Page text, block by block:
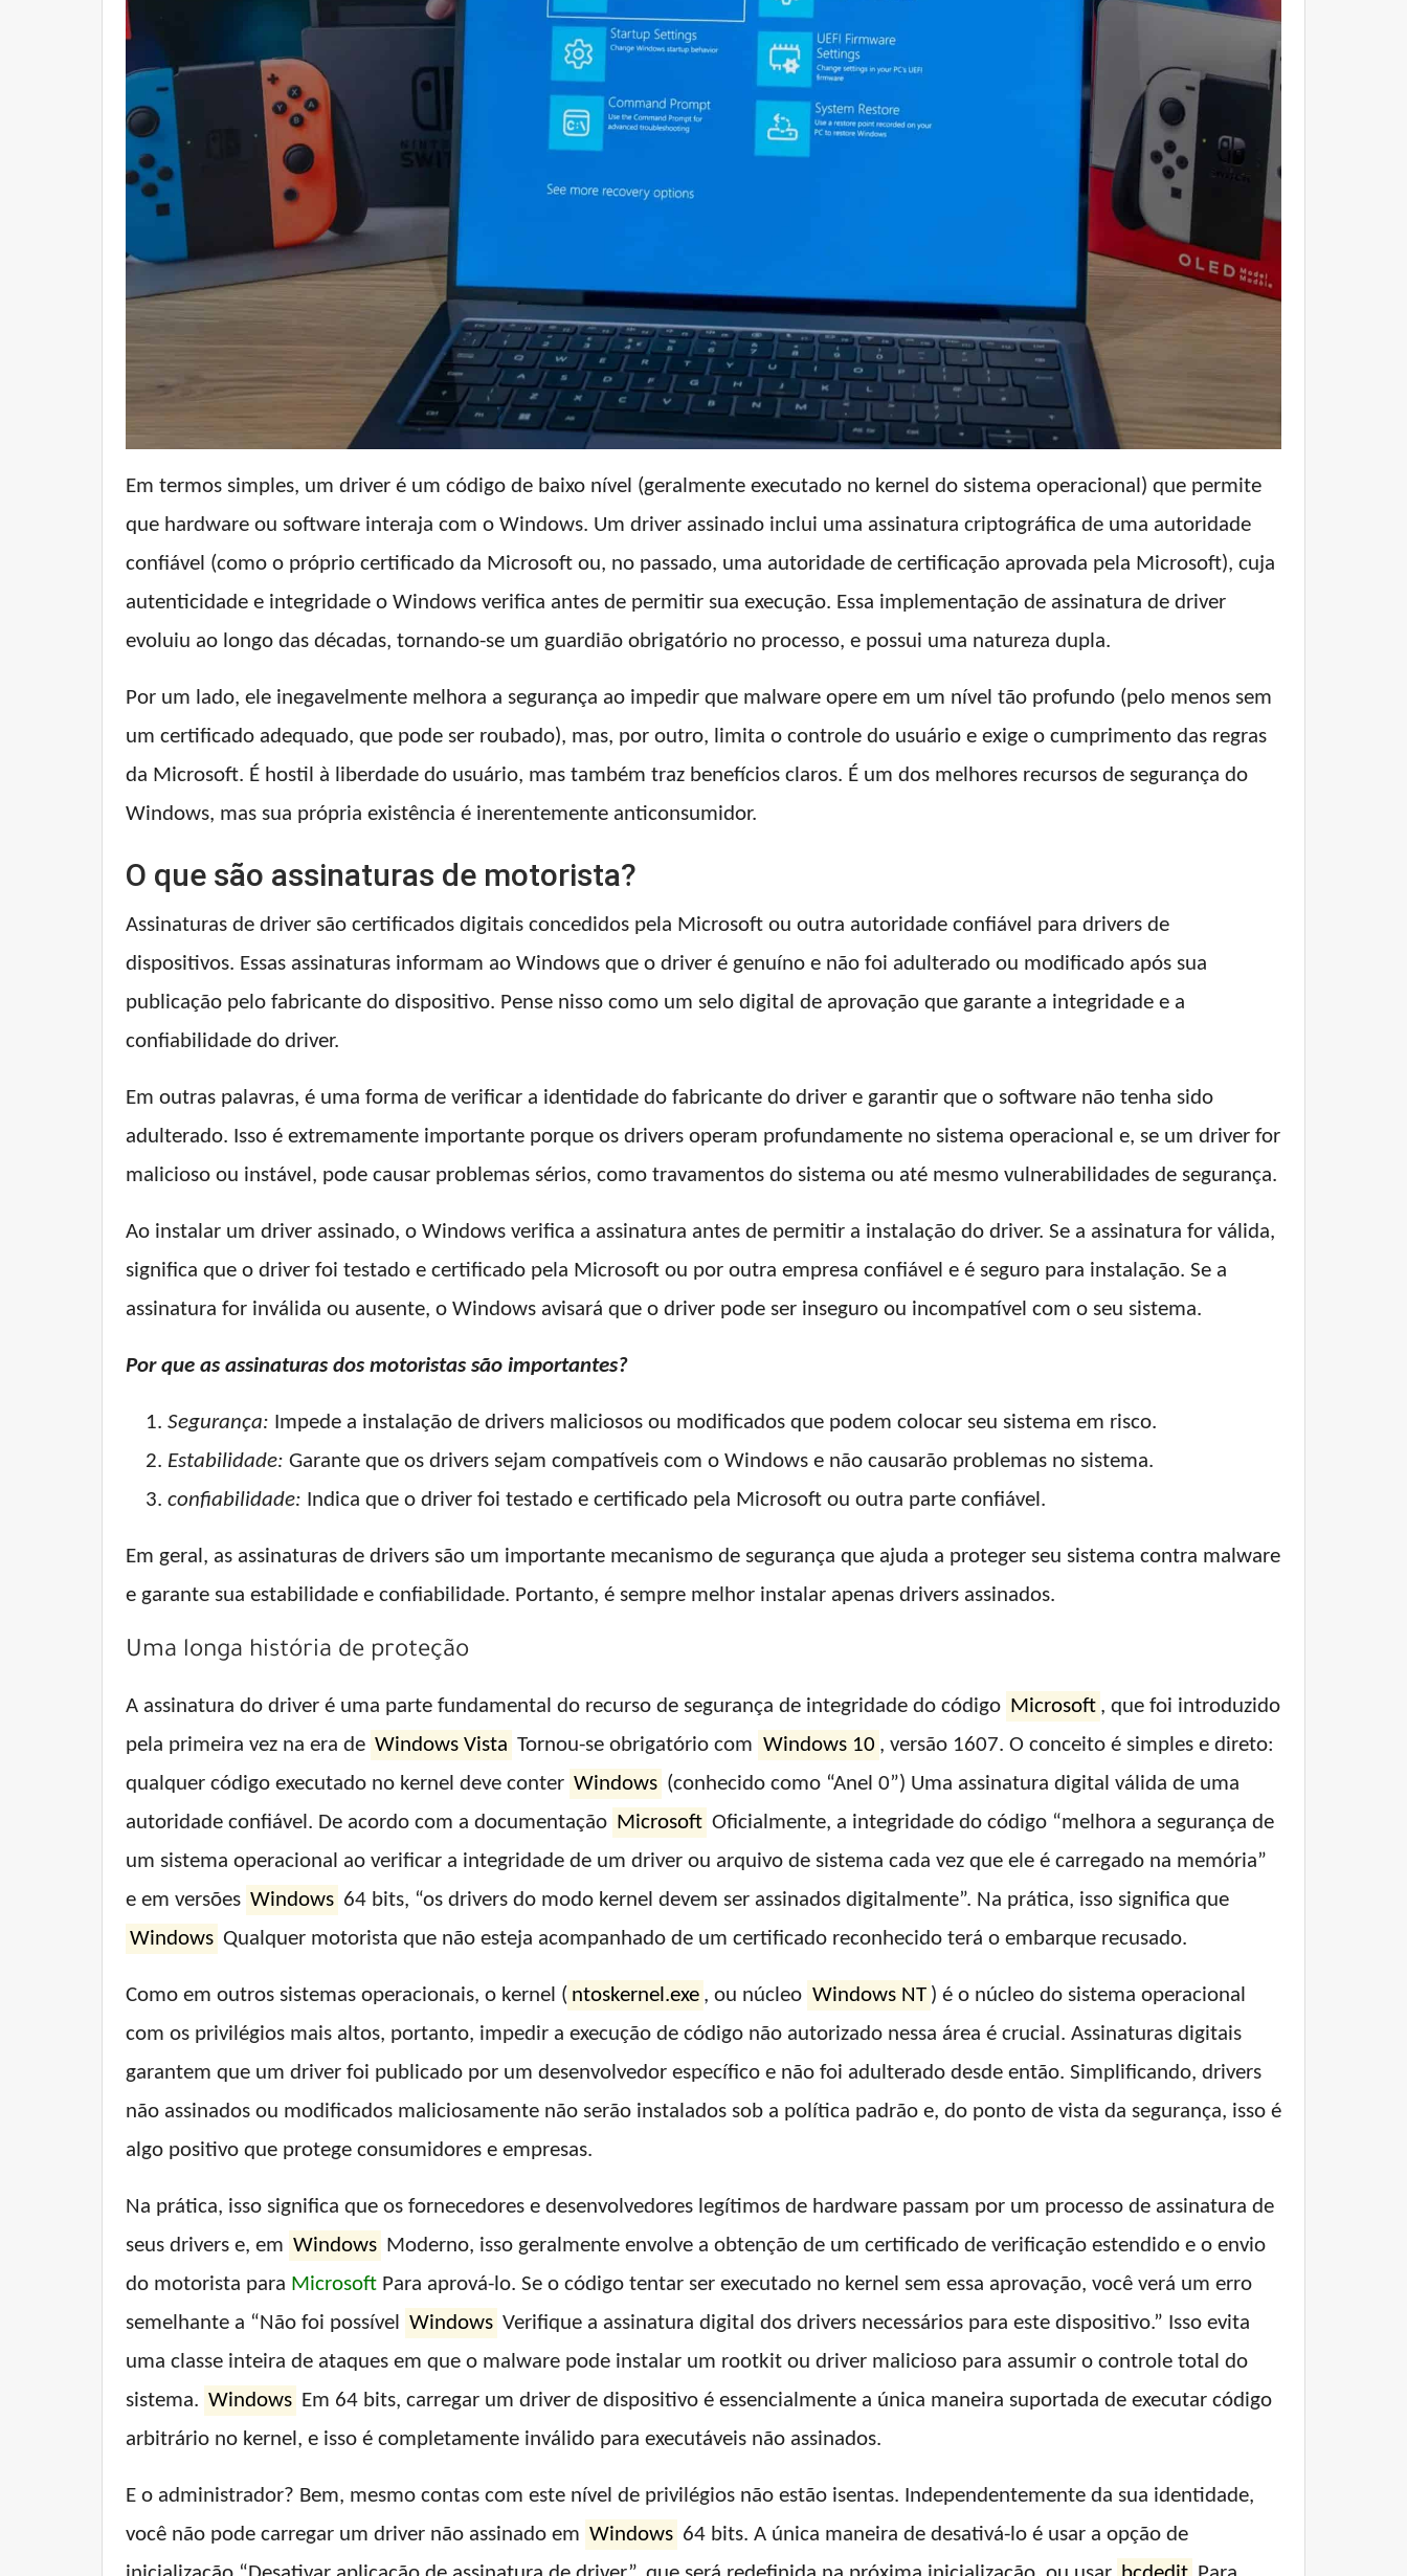
Em termos simples, um driver é um código de baixo nível (geralmente executado no kernel do sistema operacional) que permite
que hardware ou software interaja com o Windows. Um driver assinado inclui uma assinatura criptográfica de uma autoridade
confiável (como o próprio certificado da Microsoft ou, no passado, uma autoridade de certificação aprovada pela Microsoft), cuja
autenticidade e integridade o Windows verifica antes de permitir sua execução. Essa implementação de assinatura de driver
evoluiu ao longo das décadas, tornando-se um guardião obrigatório no processo, e possui uma natureza dupla.
Por um lado, ele inegavelmente melhora a segurança ao impedir que malware opere em um nível tão profundo (pelo menos sem
um certificado adequado, que pode ser roubado), mas, por outro, limita o controle do usuário e exige o cumprimento das regras
da Microsoft. É hostil à liberdade do usuário, mas também traz benefícios claros. É um dos melhores recursos de segurança do
Windows, mas sua própria existência é inerentemente anticonsumidor.
O que são assinaturas de motorista?
Assinaturas de driver são certificados digitais concedidos pela Microsoft ou outra autoridade confiável para drivers de
dispositivos. Essas assinaturas informam ao Windows que o driver é genuíno e não foi adulterado ou modificado após sua
publicação pelo fabricante do dispositivo. Pense nisso como um selo digital de aprovação que garante a integridade e a
confiabilidade do driver.
Em outras palavras, é uma forma de verificar a identidade do fabricante do driver e garantir que o software não tenha sido
adulterado. Isso é extremamente importante porque os drivers operam profundamente no sistema operacional e, se um driver for
malicioso ou instável, pode causar problemas sérios, como travamentos do sistema ou até mesmo vulnerabilidades de segurança.
Ao instalar um driver assinado, o Windows verifica a assinatura antes de permitir a instalação do driver. Se a assinatura for válida,
significa que o driver foi testado e certificado pela Microsoft ou por outra empresa confiável e é seguro para instalação. Se a
assinatura for inválida ou ausente, o Windows avisará que o driver pode ser inseguro ou incompatível com o seu sistema.
Por que as assinaturas dos motoristas são importantes?
Segurança: Impede a instalação de drivers maliciosos ou modificados que podem colocar seu sistema em risco.
Estabilidade: Garante que os drivers sejam compatíveis com o Windows e não causarão problemas no sistema.
confiabilidade: Indica que o driver foi testado e certificado pela Microsoft ou outra parte confiável.
Em geral, as assinaturas de drivers são um importante mecanismo de segurança que ajuda a proteger seu sistema contra malware
e garante sua estabilidade e confiabilidade. Portanto, é sempre melhor instalar apenas drivers assinados.
Uma longa história de proteção
A assinatura do driver é uma parte fundamental do recurso de segurança de integridade do código Microsoft , que foi introduzido
pela primeira vez na era de Windows Vista Tornou-se obrigatório com Windows 10 , versão 1607. O conceito é simples e direto:
qualquer código executado no kernel deve conter Windows (conhecido como “Anel 0”) Uma assinatura digital válida de uma
autoridade confiável. De acordo com a documentação Microsoft Oficialmente, a integridade do código “melhora a segurança de
um sistema operacional ao verificar a integridade de um driver ou arquivo de sistema cada vez que ele é carregado na memória”
e em versões Windows 64 bits, “os drivers do modo kernel devem ser assinados digitalmente”. Na prática, isso significa que
Windows Qualquer motorista que não esteja acompanhado de um certificado reconhecido terá o embarque recusado.
Como em outros sistemas operacionais, o kernel ( ntoskernel.exe , ou núcleo Windows NT ) é o núcleo do sistema operacional
com os privilégios mais altos, portanto, impedir a execução de código não autorizado nessa área é crucial. Assinaturas digitais
garantem que um driver foi publicado por um desenvolvedor específico e não foi adulterado desde então. Simplificando, drivers
não assinados ou modificados maliciosamente não serão instalados sob a política padrão e, do ponto de vista da segurança, isso é
algo positivo que protege consumidores e empresas.
Na prática, isso significa que os fornecedores e desenvolvedores legítimos de hardware passam por um processo de assinatura de
seus drivers e, em Windows Moderno, isso geralmente envolve a obtenção de um certificado de verificação estendido e o envio
do motorista para Microsoft Para aprová-lo. Se o código tentar ser executado no kernel sem essa aprovação, você verá um erro
semelhante a “Não foi possível
Windows Verifique a assinatura digital dos drivers necessários para este dispositivo.” Isso evita
uma classe inteira de ataques em que o malware pode instalar um rootkit ou driver malicioso para assumir o controle total do
sistema. Windows Em 64 bits, carregar um driver de dispositivo é essencialmente a única maneira suportada de executar código
arbitrário no kernel, e isso é completamente inválido para executáveis ​​não assinados.
E o administrador? Bem, mesmo contas com este nível de privilégios não estão isentas. Independentemente da sua identidade,
você não pode carregar um driver não assinado em Windows 64 bits. A única maneira de desativá-lo é usar a opção de